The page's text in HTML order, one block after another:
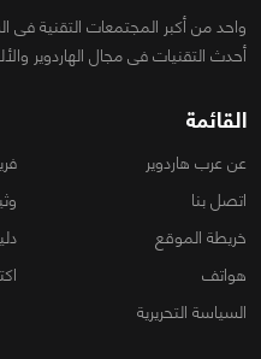
واحد من أكبر المجتمعات التقنية
أحدث التقنيات فى مجال الهاردوير
القائمة
عن عرب هاردوير
اتصل بنا
خريطة الموقع
هواتف
السياسة التحريرية